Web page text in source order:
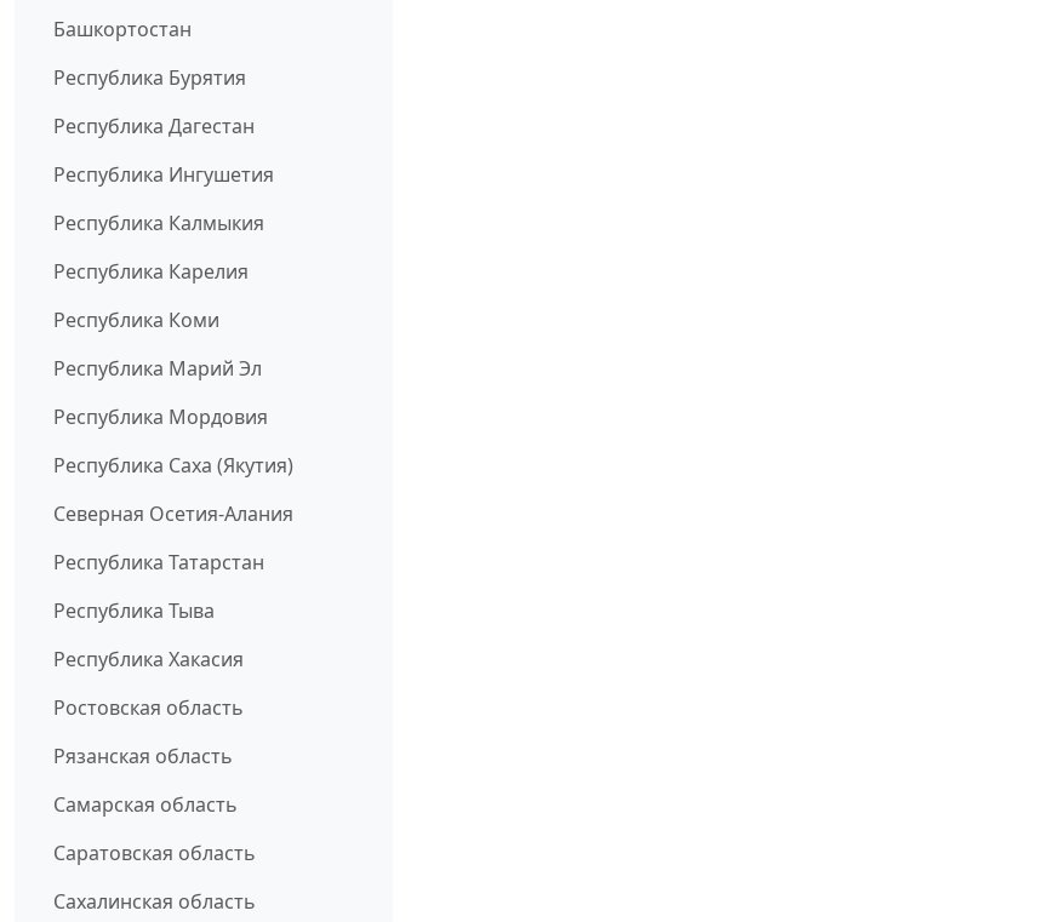
Башкортостан
Республика Бурятия
Республика Дагестан
Республика Ингушетия
Республика Калмыкия
Республика Карелия
Республика Коми
Республика Марий Эл
Республика Мордовия
Республика Саха (Якутия)
Северная Осетия-Алания
Республика Татарстан
Республика Тыва
Республика Хакасия
Ростовская область
Рязанская область
Самарская область
Саратовская область
Сахалинская область